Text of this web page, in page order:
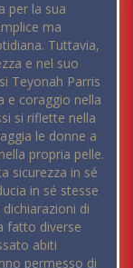
per la sua
ma
Tuttavia,
e nel suo
Teyonah Parris
e coraggio nella
si riflette nella
le donne a
propria pelle.
sicurezza in sé
in sé stesse
di
fatto diverse
abiti
permesso di